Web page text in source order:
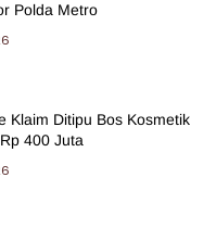
Polda Metro
Klaim Ditipu Bos Kosmetik
400 Juta